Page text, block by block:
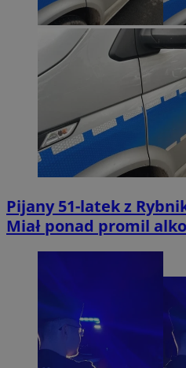
Pijany 51-latek z
Miał ponad promil